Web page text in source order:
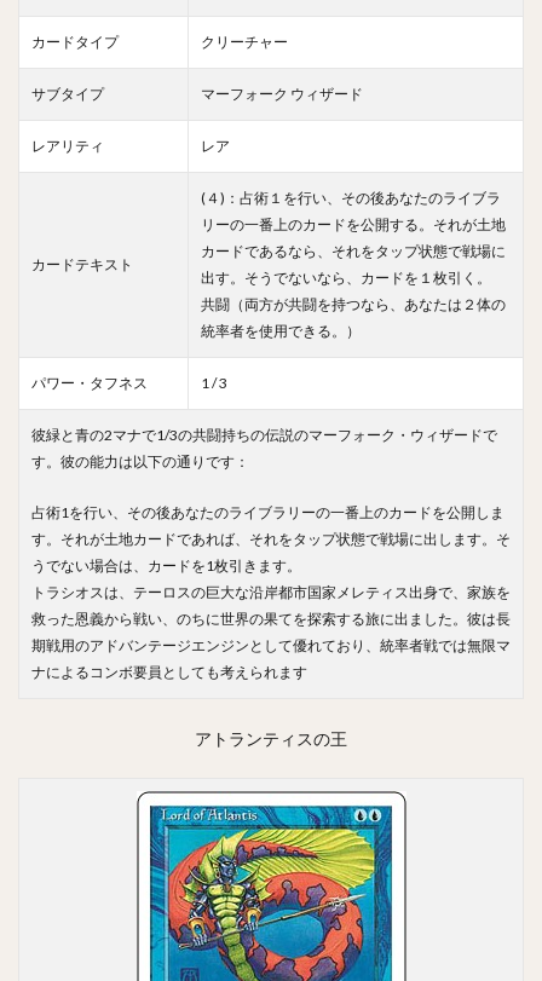
カードタイプ クリーチャー
サブタイプ マーフォーク ウィザード
レアリティ レア
カードテキスト
(４)：占術１を行い、その後あなたのライブラ
リーの一番上のカードを公開する。それが土地
カードであるなら、それをタップ状態で戦場に
出す。そうでないなら、カードを１枚引く。
共闘（両方が共闘を持つなら、あなたは２体の
統率者を使用できる。）
パワー・タフネス 1 / 3
彼緑と青の2マナで1/3の共闘持ちの伝説のマーフォーク・ウィザードで
す。彼の能力は以下の通りです：
占術1を行い、その後あなたのライブラリーの一番上のカードを公開しま
す。それが土地カードであれば、それをタップ状態で戦場に出します。そ
うでない場合は、カードを1枚引きます。
トラシオスは、テーロスの巨大な沿岸都市国家メレティス出身で、家族を
救った恩義から戦い、のちに世界の果てを探索する旅に出ました。彼は長
期戦用のアドバンテージエンジンとして優れており、統率者戦では無限マ
ナによるコンボ要員としても考えられます
アトランティスの王